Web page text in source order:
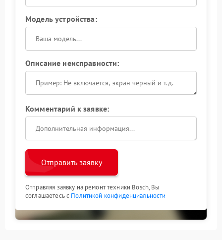
Модель устройства:
Описание неисправности:
Комментарий к заявке:
Отправить заявку
Отправляя заявку на ремонт техники Bosch, Вы
соглашаетесь с Политикой конфиденциальности